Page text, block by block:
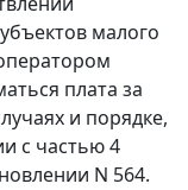
малого
плата за
и порядке,
с частью 4
N 564.